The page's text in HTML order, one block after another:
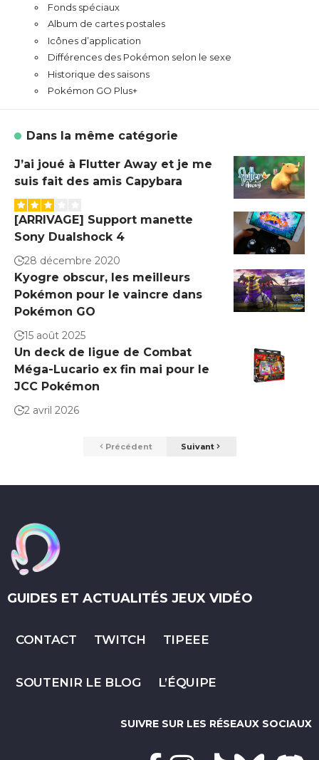
Fonds spéciaux
Album de cartes postales
Icônes d’application
Différences des Pokémon selon le sexe
Historique des saisons
Pokémon GO Plus+
Dans la même catégorie
J’ai joué à Flutter Away et je me
suis fait des amis Capybara
[ARRIVAGE] Support manette
Sony Dualshock 4
28 décembre 2020
Kyogre obscur, les meilleurs
Pokémon pour le vaincre dans
Pokémon GO
15 août 2025
Un deck de ligue de Combat
Méga-Lucario ex fin mai pour le
JCC Pokémon
2 avril 2026
Précédent Suivant
GUIDES ET ACTUALITÉS JEUX VIDÉO
CONTACT TWITCH TIPEEE
SOUTENIR LE BLOG L’ÉQUIPE
SUIVRE SUR LES RÉSEAUX SOCIAUX